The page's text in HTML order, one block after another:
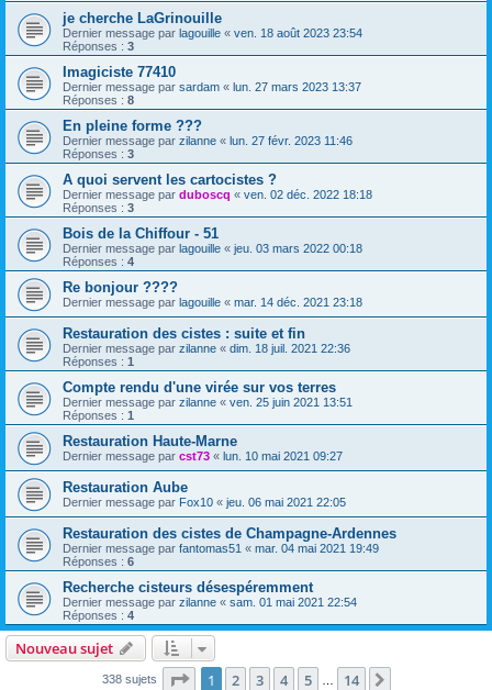
je cherche LaGrinouille
Dernier message par lagouille « ven. 18 août 2023 23:54
Réponses : 3
Imagiciste 77410
Dernier message par sardam « lun. 27 mars 2023 13:37
Réponses : 8
En pleine forme ???
Dernier message par zilanne « lun. 27 févr. 2023 11:46
Réponses : 3
A quoi servent les cartocistes ?
Dernier message par duboscq « ven. 02 déc. 2022 18:18
Réponses : 3
Bois de la Chiffour - 51
Dernier message par lagouille « jeu. 03 mars 2022 00:18
Réponses : 4
Re bonjour ????
Dernier message par lagouille « mar. 14 déc. 2021 23:18
Restauration des cistes : suite et fin
Dernier message par zilanne « dim. 18 juil. 2021 22:36
Réponses : 1
Compte rendu d'une virée sur vos terres
Dernier message par zilanne « ven. 25 juin 2021 13:51
Réponses : 1
Restauration Haute-Marne
Dernier message par cst73 « lun. 10 mai 2021 09:27
Restauration Aube
Dernier message par Fox10 « jeu. 06 mai 2021 22:05
Restauration des cistes de Champagne-Ardennes
Dernier message par fantomas51 « mar. 04 mai 2021 19:49
Réponses : 6
Recherche cisteurs désespéremment
Dernier message par zilanne « sam. 01 mai 2021 22:54
Réponses : 4
Nouveau sujet
338 sujets Page 1sur14
1 2 3 4 5 14